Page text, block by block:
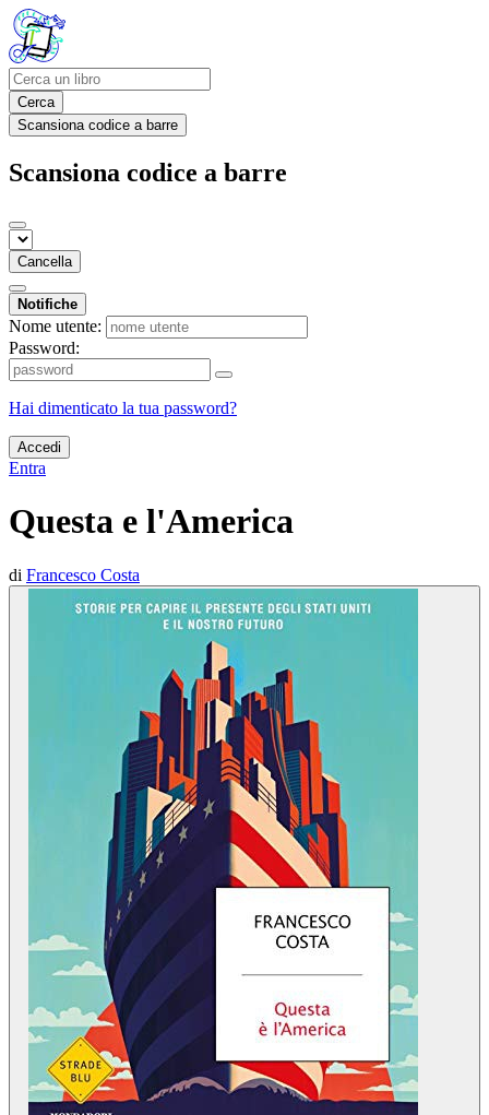
Cerca
Scansiona codice a barre
Scansiona codice a barre
Cancella
Notifiche
Nome utente:
Password:
Hai dimenticato la tua password?
Accedi
Entra
Questa e l'America
di Francesco Costa